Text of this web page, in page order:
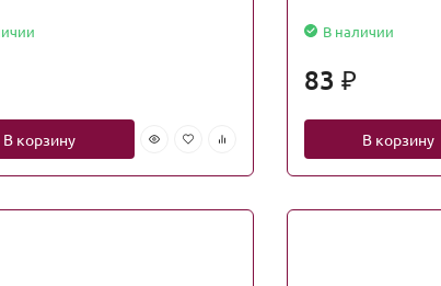
В корзину
В наличии
83 ₽
В корзину